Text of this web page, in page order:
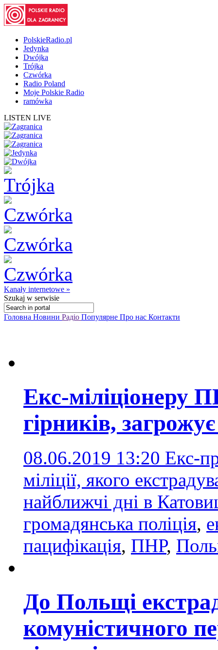
PolskieRadio.pl
Jedynka
Dwójka
Trójka
Czwórka
Radio Poland
Moje Polskie Radio
ramówka
LISTEN LIVE
Kanały internetowe »
Szukaj w serwisie
Головна Новини Радіо Популярне Про нас Контакти
Екс-міліціонеру
гірників,
08.06.2019 13:20 Екс-
міліції, якого
найближчі дні в
громадянська поліція,
пацифікація, ПНР,
До Польщі
комуністичного